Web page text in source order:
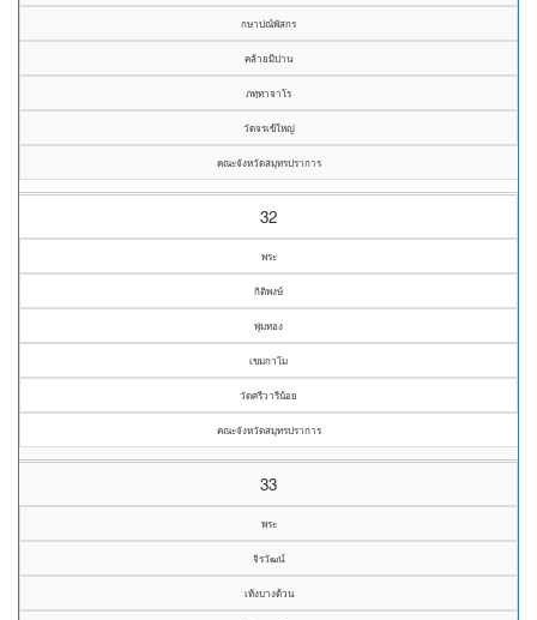
กษาปณ์พัสกร
คล้ายมีปาน
ภทฺทาจาโร
วัดจรเข้ใหญ่
คณะจังหวัดสมุทรปราการ
32
พระ
กิติพงษ์
พุ่มทอง
เขมกาโม
วัดศรีวารีน้อย
คณะจังหวัดสมุทรปราการ
33
พระ
จิรวัฒน์
เท้งบางด้วน